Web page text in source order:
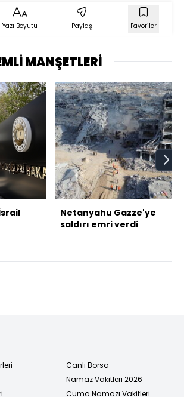
Yazı Boyutu Paylaş Favoriler
MANŞETLERİ
Netanyahu Gazze'ye
saldırı emri verdi
Canlı Borsa
Namaz Vakitleri 2026
Cuma Namazı Vakitleri